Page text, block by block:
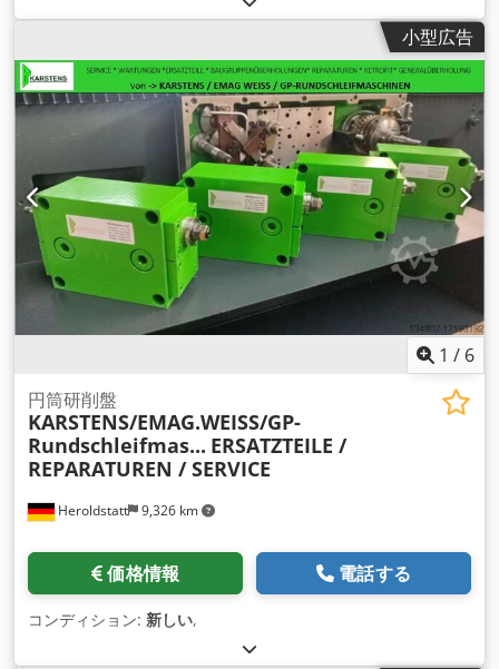
小型広告
1 / 6
Heroldstatt 9,326 km
円筒研削盤
KARSTENS/EMAG.WEISS/GP-
Rundschleifmas... ERSATZTEILE /
REPARATUREN / SERVICE
価格情報 電話する
コンディション: 新しい,